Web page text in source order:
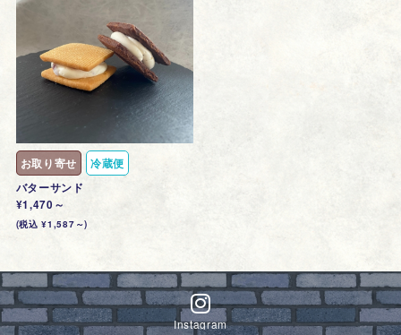
お取り寄せ
冷蔵便
バターサンド
¥1,470～
(税込 ¥1,587～)
Instagram